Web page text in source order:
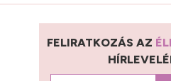
FELIRATKOZÁS AZ